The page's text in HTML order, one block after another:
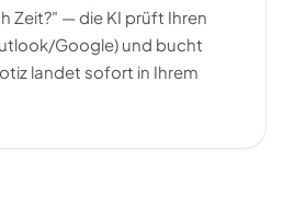
Zeit?" — die KI prüft Ihren
Google) und bucht
landet sofort in Ihrem